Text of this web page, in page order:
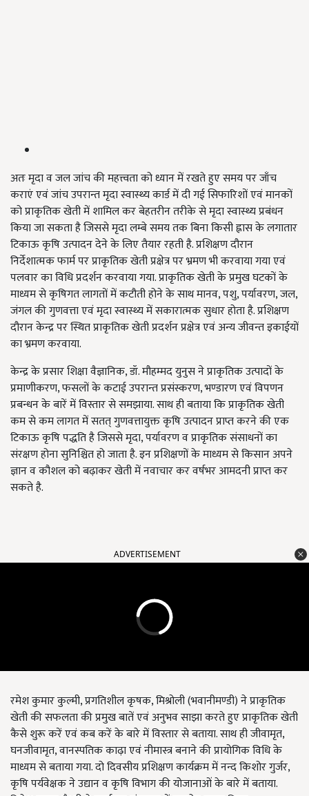
अतः मृदा व जल जांच की महत्त्वता को ध्यान में रखते हुए समय पर जाँच
कराएं एवं जांच उपरान्त मृदा स्वास्थ्य कार्ड में दी गई सिफारिशों एवं मानकों
को प्राकृतिक खेती में शामिल कर बेहतरीन तरीके से मृदा स्वास्थ्य प्रबंधन
किया जा सकता है जिससे मृदा लम्बे समय तक बिना किसी ह्नास के लगातार
टिकाऊ कृषि उत्पादन देने के लिए तैयार रहती है. प्रशिक्षण दौरान
निर्देशात्मक फार्म पर प्राकृतिक खेती प्रक्षेत्र पर भ्रमण भी करवाया गया एवं
पलवार का विधि प्रदर्शन करवाया गया. प्राकृतिक खेती के प्रमुख घटकों के
माध्यम से कृषिगत लागतों में कटौती होने के साथ मानव, पशु, पर्यावरण, जल,
जंगल की गुणवत्ता एवं मृदा स्वास्थ्य में सकारात्मक सुधार होता है. प्रशिक्षण
दौरान केन्द्र पर स्थित प्राकृतिक खेती प्रदर्शन प्रक्षेत्र एवं अन्य जीवन्त इकाईयों
का भ्रमण करवाया.
केन्द्र के प्रसार शिक्षा वैज्ञानिक, डॉ. मौहम्मद युनुस ने प्राकृतिक उत्पादों के
प्रमाणीकरण, फसलों के कटाई उपरान्त प्रसंस्करण, भण्डारण एवं विपणन
प्रबन्धन के बारें में विस्तार से समझाया. साथ ही बताया कि प्राकृतिक खेती
कम से कम लागत में सतत् गुणवत्तायुक्त कृषि उत्पादन प्राप्त करने की एक
टिकाऊ कृषि पद्धति है जिससे मृदा, पर्यावरण व प्राकृतिक संसाधनों का
संरक्षण होना सुनिश्चित हो जाता है. इन प्रशिक्षणों के माध्यम से किसान अपने
ज्ञान व कौशल को बढ़ाकर खेती में नवाचार कर वर्षभर आमदनी प्राप्त कर
सकते है.
खेती की सफलता की प्रमुख बातें एवं अनुभव साझा करते हुए प्राकृतिक खेती
कैसे शुरू करें एवं कब करें के बारे में विस्तार से बताया. साथ ही जीवामृत,
घनजीवामृत, वानस्पतिक काढ़ा एवं नीमास्त्र बनाने की प्रायोगिक विधि के
माध्यम से बताया गया. दो दिवसीय प्रशिक्षण कार्यक्रम में नन्द किशोर गुर्जर,
कृषि पर्यवेक्षक ने उद्यान व कृषि विभाग की योजानाओं के बारे में बताया.
दिनेश कुमार चैधरी ने कार्यक्रम संचालन में सहयोग प्रदान किया.